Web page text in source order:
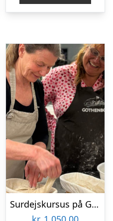
Surdejskursus på Gothenborg